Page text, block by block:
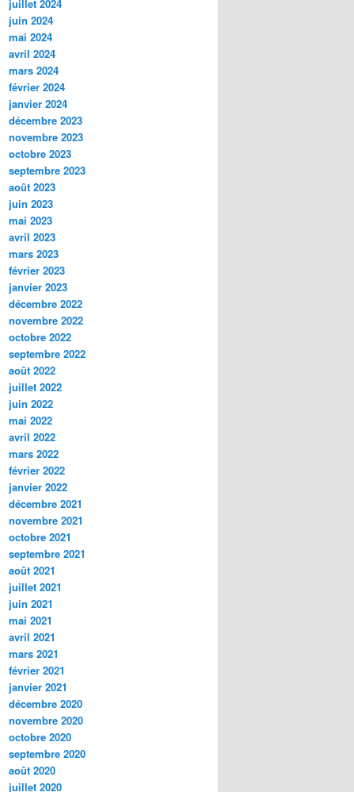
juillet 2024
juin 2024
mai 2024
avril 2024
mars 2024
février 2024
janvier 2024
décembre 2023
novembre 2023
octobre 2023
septembre 2023
août 2023
juin 2023
mai 2023
avril 2023
mars 2023
février 2023
janvier 2023
décembre 2022
novembre 2022
octobre 2022
septembre 2022
août 2022
juillet 2022
juin 2022
mai 2022
avril 2022
mars 2022
février 2022
janvier 2022
décembre 2021
novembre 2021
octobre 2021
septembre 2021
août 2021
juillet 2021
juin 2021
mai 2021
avril 2021
mars 2021
février 2021
janvier 2021
décembre 2020
novembre 2020
octobre 2020
septembre 2020
août 2020
juillet 2020